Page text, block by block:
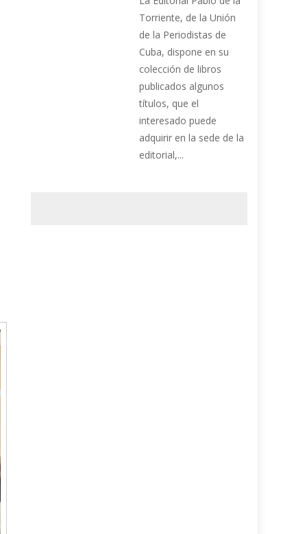
Torriente, de la Unión
de la Periodistas de
Cuba, dispone en su
colección de libros
publicados algunos
títulos, que el
interesado puede
adquirir en la sede de la
editorial,...